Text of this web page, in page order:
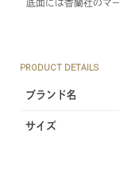
底面には香蘭社のマ
PRODUCT DETAILS
ブランド名
サイズ